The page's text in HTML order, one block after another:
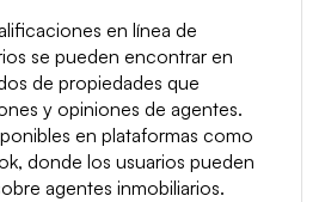
en línea de
se pueden encontrar en
de propiedades que
y opiniones de agentes.
en plataformas como
donde los usuarios pueden
agentes inmobiliarios.